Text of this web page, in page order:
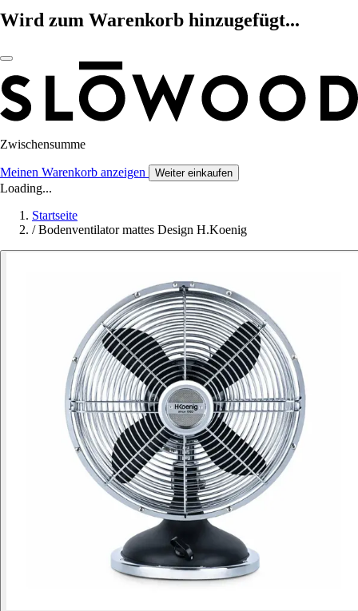
Wird zum Warenkorb hinzugefügt...
Zwischensumme
Meinen Warenkorb anzeigen Weiter einkaufen
Loading...
Startseite
/ Bodenventilator mattes Design H.Koenig